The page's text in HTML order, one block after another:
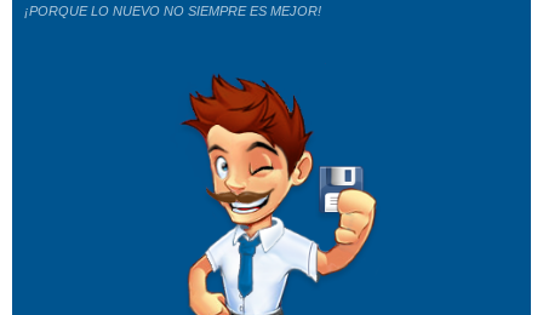
¡PORQUE LO NUEVO NO SIEMPRE ES MEJOR!